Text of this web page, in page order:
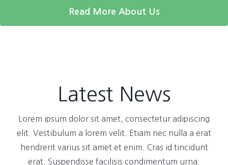
Read More About Us
Latest News
Lorem ipsum dolor sit amet, consectetur adipiscing
elit. Vestibulum a lorem velit. Etiam nec nulla a erat
hendrerit varius sit amet et enim. Cras id tincidunt
erat. Suspendisse facilisis condimentum urna.